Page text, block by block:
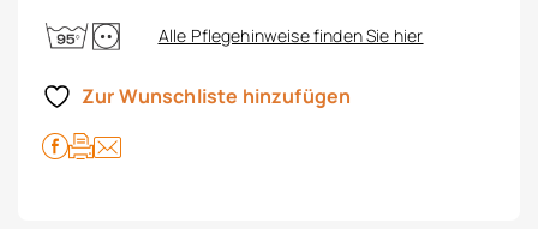
Alle Pflegehinweise finden Sie hier
Zur Wunschliste hinzufügen